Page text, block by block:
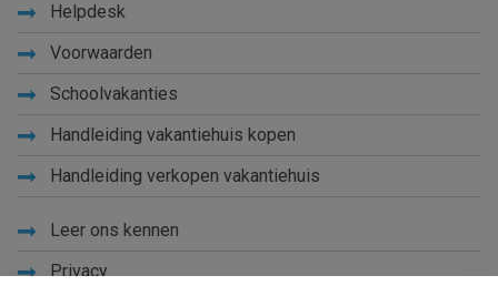
Helpdesk
Voorwaarden
Schoolvakanties
Handleiding vakantiehuis kopen
Handleiding verkopen vakantiehuis
Leer ons kennen
Privacy